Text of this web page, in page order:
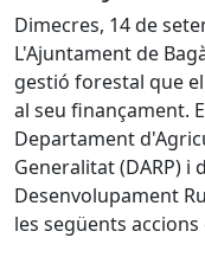
Dimecres, 14 de
L'Ajuntament de
gestió forestal que
al seu finançament.
Departament
Generalitat (DARP) i
Desenvolupament
les següents